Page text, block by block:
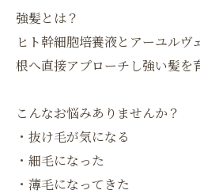
強髪とは？
ヒト幹細胞培養液とアーユルヴ
根へ直接アプローチし強い髪を
こんなお悩みありませんか？
・抜け毛が気になる
・細毛になった
・薄毛になってきた